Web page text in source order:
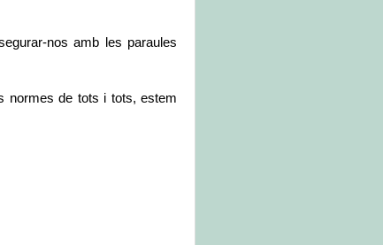
nos amb les paraules
normes de tots i tots, estem